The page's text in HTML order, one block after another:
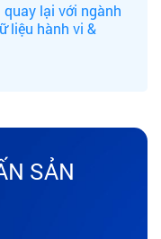
lại với ngành
liệu hành vi &
SẢN